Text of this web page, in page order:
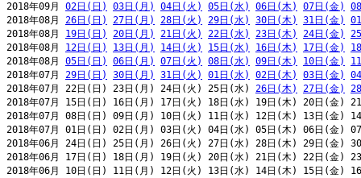
2018年09月 02日(日) 03日(月) 04日(火) 05日(水) 06日(木) 07日(金)
2018年08月 26日(日) 27日(月) 28日(火) 29日(水) 30日(木) 31日(金)
2018年08月 19日(日) 20日(月) 21日(火) 22日(水) 23日(木) 24日(金)
2018年08月 12日(日) 13日(月) 14日(火) 15日(水) 16日(木) 17日(金)
2018年08月 05日(日) 06日(月) 07日(火) 08日(水) 09日(木) 10日(金)
2018年07月 29日(日) 30日(月) 31日(火) 01日(水) 02日(木) 03日(金)
2018年07月 22日(日) 23日(月) 24日(火) 25日(水) 26日(木) 27日(金)
2018年07月 15日(日) 16日(月) 17日(火) 18日(水) 19日(木) 20日(金)
2018年07月 08日(日) 09日(月) 10日(火) 11日(水) 12日(木) 13日(金)
2018年07月 01日(日) 02日(月) 03日(火) 04日(水) 05日(木) 06日(金)
2018年06月 24日(日) 25日(月) 26日(火) 27日(水) 28日(木) 29日(金)
2018年06月 17日(日) 18日(月) 19日(火) 20日(水) 21日(木) 22日(金)
2018年06月 10日(日) 11日(月) 12日(火) 13日(水) 14日(木) 15日(金)